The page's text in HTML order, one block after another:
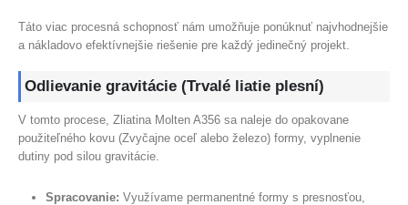
Táto viac procesná schopnosť nám umožňuje ponúknuť najvhodnejšie
a nákladovo efektívnejšie riešenie pre každý jedinečný projekt.
Odlievanie gravitácie (Trvalé liatie plesní)
V tomto procese, Zliatina Molten A356 sa naleje do opakovane
použiteľného kovu (Zvyčajne oceľ alebo železo) formy, vyplnenie
dutiny pod silou gravitácie.
Spracovanie: Využívame permanentné formy s presnosťou,